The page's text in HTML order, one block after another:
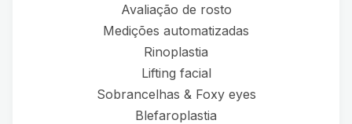
Avaliação de rosto
Medições automatizadas
Rinoplastia
Lifting facial
Sobrancelhas & Foxy eyes
Blefaroplastia